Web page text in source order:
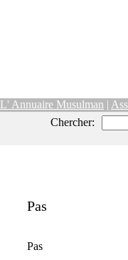
L' Annuaire Musulman |
Chercher:
Pas
Pas